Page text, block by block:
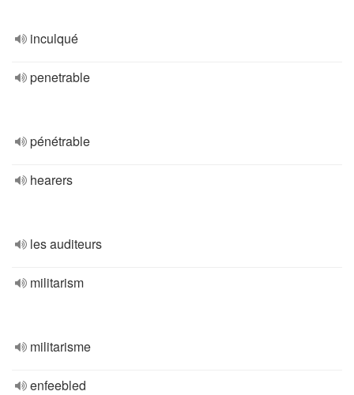
inculqué
penetrable
pénétrable
hearers
les auditeurs
militarism
militarisme
enfeebled